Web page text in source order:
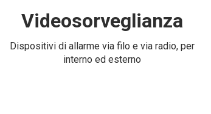
Videosorveglianza
Dispositivi di allarme via filo e via radio, per
interno ed esterno